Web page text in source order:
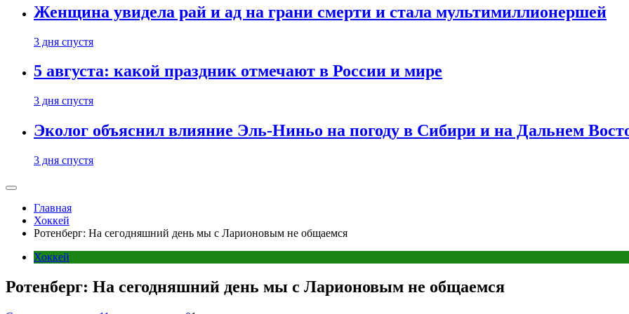
Женщина увидела рай и ад на грани смерти и стала мультимиллионершей
3 дня спустя
5 августа: какой праздник отмечают в России и мире
3 дня спустя
Эколог объяснил влияние Эль-Ниньо на погоду в Сибири и на Дальнем
3 дня спустя
Главная
Хоккей
Ротенберг: На сегодняшний день мы с Ларионовым не общаемся
Хоккей
Ротенберг: На сегодняшний день мы с Ларионовым не общаемся